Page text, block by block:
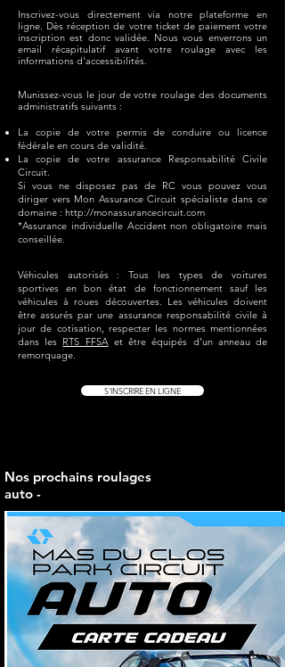
Inscrivez-vous directement via notre plateforme en
ligne. Dès réception de votre ticket de paiement votre
inscription est donc validée. Nous vous enverrons un
email récapitulatif avant votre roulage avec les
informations d'accessibilités.
Munissez-vous le jour de votre roulage des documents
administratifs suivants :
La copie de votre permis de conduire ou licence
fédérale en cours de validité.
La copie de votre assurance Responsabilité Civile
Circuit.
Si vous ne disposez pas de RC vous pouvez vous
diriger vers Mon Assurance Circuit spécialiste dans ce
domaine : http://monassurancecircuit.com
*Assurance individuelle Accident non obligatoire mais
conseillée.
Véhicules autorisés : Tous les types de voitures
sportives en bon état de fonctionnement sauf les
véhicules à roues découvertes. Les véhicules doivent
être assurés par une assurance responsabilité civile à
jour de cotisation, respecter les normes mentionnées
dans les RTS FFSAet être équipés d’un anneau de
remorquage.
S'INSCRIRE EN LIGNE
Nos prochains roulages
auto -